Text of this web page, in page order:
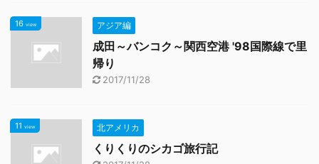
16 view アジア編
成田～バンコク～関西空港 '98国際線で里
帰り
2017/11/28
11 view 北アメリカ
くりくりのシカゴ旅行記